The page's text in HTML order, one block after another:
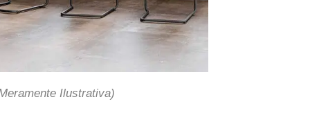
Ilustrativa)